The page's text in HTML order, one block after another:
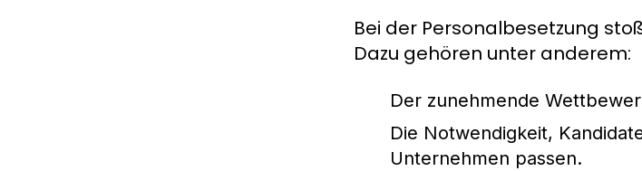
Bei der Personalbesetzung
Dazu gehören unter anderem:
Der zunehmende
Die Notwendigkeit,
Unternehmen passen.